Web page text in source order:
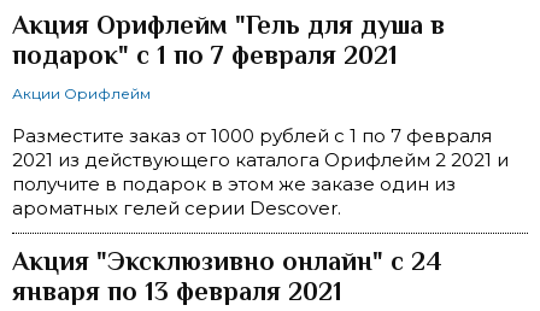
Акция Орифлейм "Гель для душа в
подарок" с 1 по 7 февраля 2021
Акции Орифлейм
Разместите заказ от 1000 рублей с 1 по 7 февраля
2021 из действующего каталога Орифлейм 2 2021 и
получите в подарок в этом же заказе один из
ароматных гелей серии Descover.
Акция "Эксклюзивно онлайн" c 24
января по 13 февраля 2021